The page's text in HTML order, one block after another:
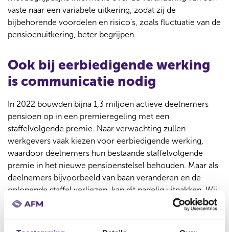
vaste naar een variabele uitkering, zodat zij de
bijbehorende voordelen en risico’s, zoals fluctuatie van de
pensioenuitkering, beter begrijpen.
Ook bij eerbiedigende werking
is communicatie nodig
In 2022 bouwden bijna 1,3 miljoen actieve deelnemers
pensioen op in een premieregeling met een
staffelvolgende premie. Naar verwachting zullen
werkgevers vaak kiezen voor eerbiedigende werking,
waardoor deelnemers hun bestaande staffelvolgende
premie in het nieuwe pensioenstelsel behouden. Maar als
deelnemers bijvoorbeeld van baan veranderen en de
oplopende staffel verliezen, kan dit nadelig uitpakken. Wij
wijzen op het belang van tijdige en duidelijke informatie
over de mogelijke effecten van eerbiedigende werking,